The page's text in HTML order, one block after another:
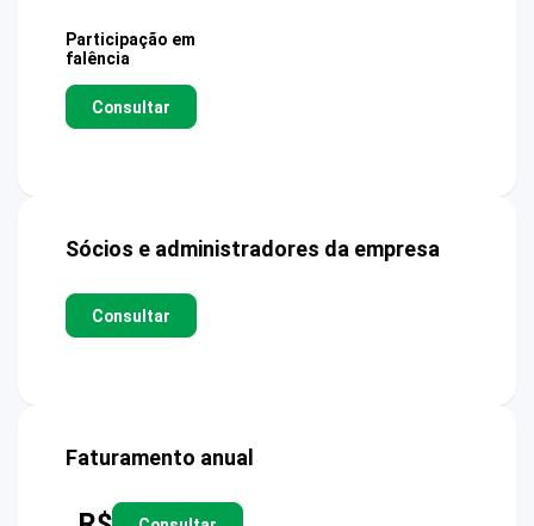
Participação em
falência
Consultar
Sócios e administradores da empresa
Consultar
Faturamento anual